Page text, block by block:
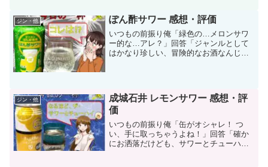
ーレモン」です！コチラの商品なのです
が、私の中ではコレを見...
ジン・他 ぽん酢サワー 感想・評価
いつもの前振り俺「緑色の…メロンサワ
ー的な…アレ？」回答「ジャンルとして
はかなり珍しい、冒険的なお酒なんじゃ
ンぽん酢使用 ぽん酢サワ...
ジン・他
成城石井 レモンサワー 感想・評
価
いつもの前振り俺「缶がオシャレ！ つ
い、手に取っちゃうよね！」回答「確か
にお洒落だけども、サワーとチューハイ